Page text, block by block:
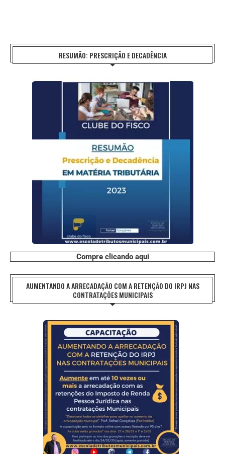
RESUMÃO: PRESCRIÇÃO E DECADÊNCIA
Compre clicando aqui
AUMENTANDO A ARRECADAÇÃO COM A RETENÇÃO DO IRPJ NAS
CONTRATAÇÕES MUNICIPAIS